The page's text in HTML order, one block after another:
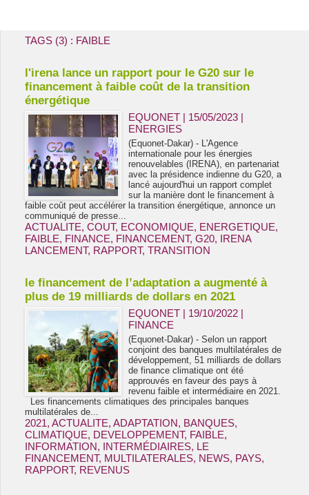
TAGS (3) : FAIBLE
l'irena lance un rapport pour le G20 sur le
financement à faible coût de la transition
énergétique
EQUONET | 15/05/2023 |
ENERGIES
(Equonet-Dakar) - L'Agence
internationale pour les énergies
renouvelables (IRENA), en partenariat
avec la présidence indienne du G20, a
lancé aujourd'hui un rapport complet
sur la manière dont le financement à
faible coût peut accélérer la transition énergétique, annonce un
communiqué de presse...
ACTUALITE, COUT, ECONOMIQUE, ENERGETIQUE,
FAIBLE, FINANCE, FINANCEMENT, G20, IRENA
LANCEMENT, RAPPORT, TRANSITION
le financement de l’adaptation a augmenté à
plus de 19 milliards de dollars en 2021
EQUONET | 19/10/2022 |
FINANCE
(Equonet-Dakar) - Selon un rapport
conjoint des banques multilatérales de
développement, 51 milliards de dollars
de finance climatique ont été
approuvés en faveur des pays à
revenu faible et intermédiaire en 2021.
Les financements climatiques des principales banques
multilatérales de...
2021, ACTUALITE, ADAPTATION, BANQUES,
CLIMATIQUE, DEVELOPPEMENT, FAIBLE,
INFORMATION, INTERMÉDIAIRES, LE
FINANCEMENT, MULTILATERALES, NEWS, PAYS,
RAPPORT, REVENUS